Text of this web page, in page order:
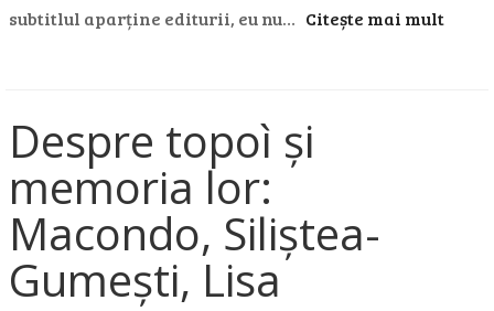
subtitlul aparține editurii, eu nu… Citește mai mult
Despre topoì și
memoria lor:
Macondo, Siliștea-
Gumești, Lisa